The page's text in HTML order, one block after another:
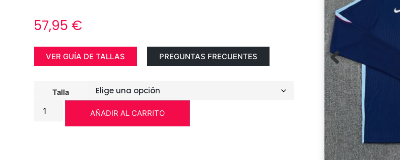
57,95 €
VER GUÍA DE TALLAS PREGUNTAS FRECUENTES
Talla
AÑADIR AL CARRITO